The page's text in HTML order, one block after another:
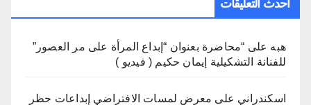
أحدث التعليقات
هبه على “محاضرة بعنوان “إبداع المرأة على مر العصور”
للفنانة التشكيلية إيمان حكيم ( فيديو )
اسكندراني على معرض لمسات الافتراضي إبداعات حظر